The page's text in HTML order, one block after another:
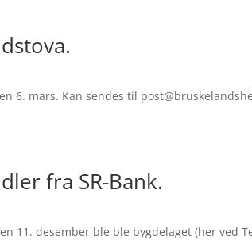
6. mars. Kan sendes til
fra SR-Bank.
11. desember ble ble bygdelaget (her ved